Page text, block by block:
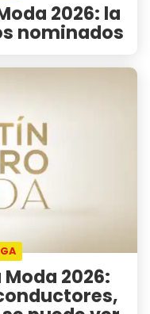
2026: la
nominados
2026: